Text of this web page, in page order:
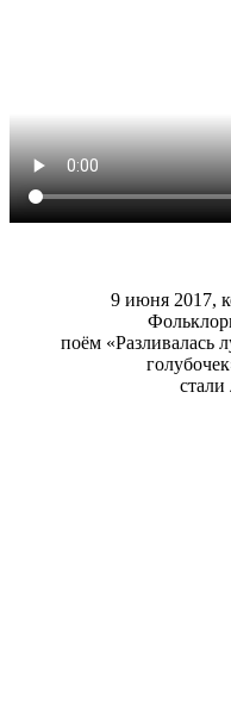
9 июня 2017,
поём «Разливалась
стали